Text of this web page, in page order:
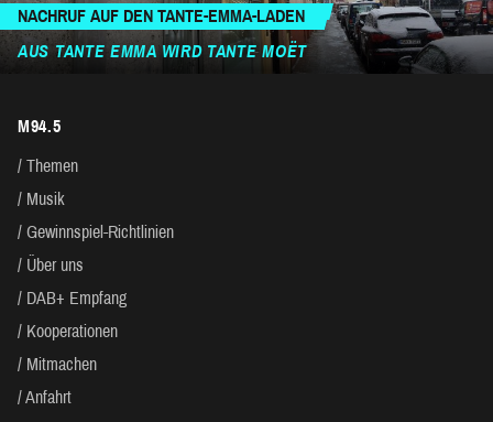
NACHRUF AUF DEN TANTE-EMMA-LADEN
AUS TANTE EMMA WIRD TANTE MOËT
M94.5
Themen
Musik
Gewinnspiel-Richtlinien
Über uns
DAB+ Empfang
Kooperationen
Mitmachen
Anfahrt